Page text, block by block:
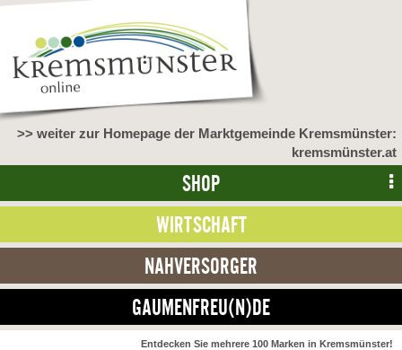
>> weiter zur Homepage der Marktgemeinde Kremsmünster:
kremsmünster.at
SHOP
WIRTSCHAFT
NAHVERSORGER
GAUMENFREU(N)DE
Entdecken Sie mehrere 100 Marken in Kremsmünster!
NAHVERSORGER